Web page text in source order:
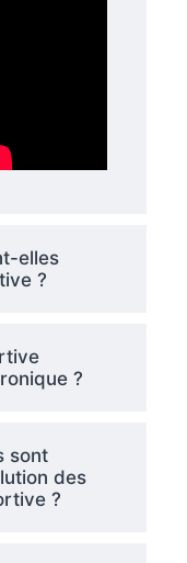
elles
?
?
sont
des
?